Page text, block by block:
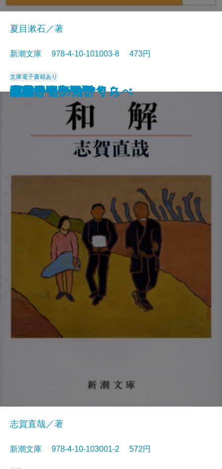
猟銃・闘牛
ヴェルレーヌ詩集
草枕
斜陽
高村光太郎詩集
歌行燈・高野聖
土
真実一路
老妓抄
坊っちゃん
夏目漱石／著
新潮文庫 978-4-10-101003-8 473円
文庫電子書籍あり
和解
志賀直哉／著
新潮文庫 978-4-10-103001-2 572円
ヰタ・セクスアリス
出家とその弟子
にごりえ・たけくらべ
武蔵野
白痴
青年
雁
それから
門